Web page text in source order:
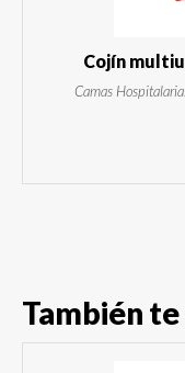
Cojín
Camas
También